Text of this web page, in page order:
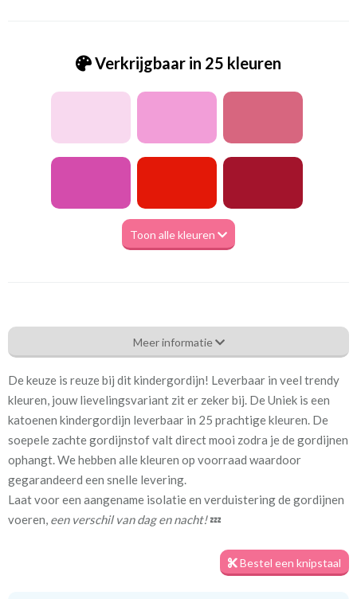
Verkrijgbaar in 25 kleuren
Toon alle kleuren
Be_Uniek oranje
Eigenschappen gordijnstof
Artikelnummer Be_Uniek oranje
Stofbreedte: 140 cm
Meestal eerder, maar houd
rekening met
circa 1-2 weken
Materiaal: Katoen
Meer informatie
De keuze is reuze bij dit kindergordijn! Leverbaar in veel trendy
kleuren, jouw lievelingsvariant zit er zeker bij. De Uniek is een
katoenen kindergordijn leverbaar in 25 prachtige kleuren. De
soepele zachte gordijnstof valt direct mooi zodra je de gordijnen
ophangt. We hebben alle kleuren op voorraad waardoor
gegarandeerd een snelle levering.
Laat voor een aangename isolatie en verduistering de gordijnen
voeren, een verschil van dag en nacht!💤
Bestel een knipstaal